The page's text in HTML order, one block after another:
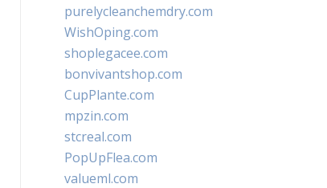
purelycleanchemdry.com
WishOping.com
shoplegacee.com
bonvivantshop.com
CupPlante.com
mpzin.com
stcreal.com
PopUpFlea.com
valueml.com